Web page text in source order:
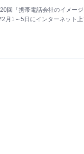
回「携帯電話会社のイメー
月1～5日にインターネット